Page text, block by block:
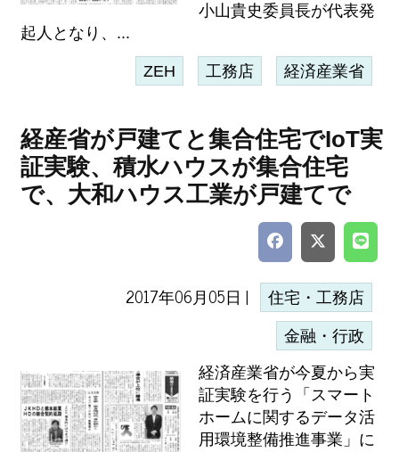
小山貴史委員長が代表発
起人となり、...
ZEH 工務店 経済産業省
経産省が戸建てと集合住宅でIoT実
証実験、積水ハウスが集合住宅
で、大和ハウス工業が戸建てで
2017年06月05日 | 住宅・工務店
金融・行政
経済産業省が今夏から実
証実験を行う「スマート
ホームに関するデータ活
用環境整備推進事業」に